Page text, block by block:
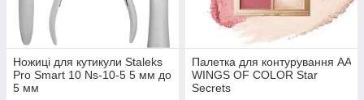
Ножиці для кутикули Staleks
Pro Smart 10 Ns-10-5 5 мм до
5 мм
Палетка для контурування AA
WINGS OF COLOR Star
Secrets